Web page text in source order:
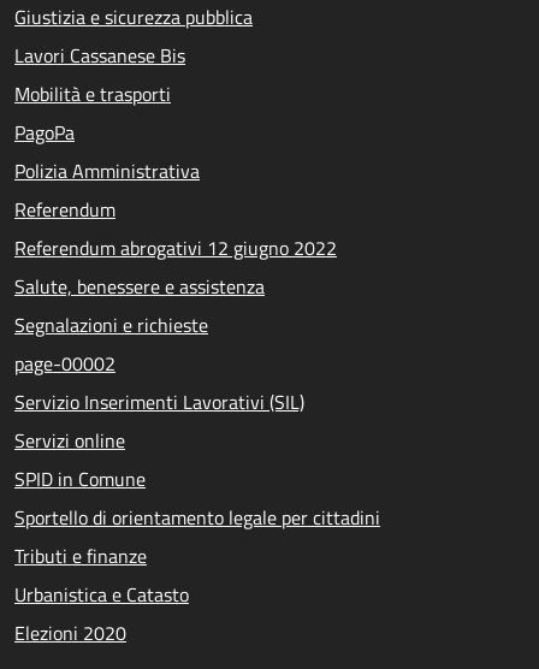
Giustizia e sicurezza pubblica
Lavori Cassanese Bis
Mobilità e trasporti
PagoPa
Polizia Amministrativa
Referendum
Referendum abrogativi 12 giugno 2022
Salute, benessere e assistenza
Segnalazioni e richieste
page-00002
Servizio Inserimenti Lavorativi (SIL)
Servizi online
SPID in Comune
Sportello di orientamento legale per cittadini
Tributi e finanze
Urbanistica e Catasto
Elezioni 2020